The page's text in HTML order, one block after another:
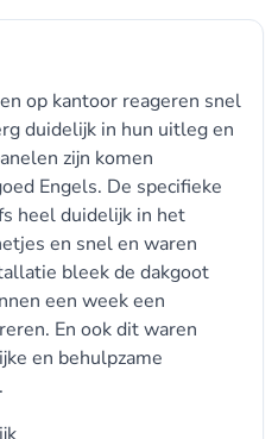
op kantoor reageren snel
duidelijk in hun uitleg en
zijn komen
Engels. De specifieke
heel duidelijk in het
en snel en waren
bleek de dakgoot
een week een
En ook dit waren
en behulpzame